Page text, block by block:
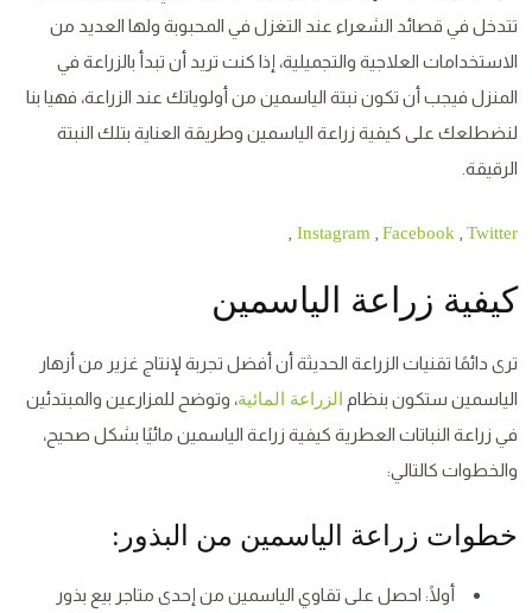
تتدخل في قصائد الشعراء عند التغزل في المحبوبة ولها العديد من
الاستخدامات العلاجية والتجميلية، إذا كنت تريد أن تبدأ بالزراعة في
المنزل فيجب أن تكون نبتة الياسمين من أولوياتك عند الزراعة، فهيا بنا
لنضطلعك على كيفية زراعة الياسمين وطريقة العناية بتلك النبتة
الرقيقة.
Instagram Facebook Twitter
كيفية زراعة الياسمين
ترى دائمًا تقنيات الزراعة الحديثة أن أفضل تجربة لإنتاج غزير من أزهار
الياسمين ستكون بنظام الزراعة المائية، وتوضح للمزارعين والمبتدئين
في زراعة النباتات العطرية كيفية زراعة الياسمين مائيًا بشكل صحيح،
والخطوات كالتالي:
خطوات زراعة الياسمين من البذور:
أولًا: احصل على تقاوي الياسمين من إحدى متاجر بيع بذور